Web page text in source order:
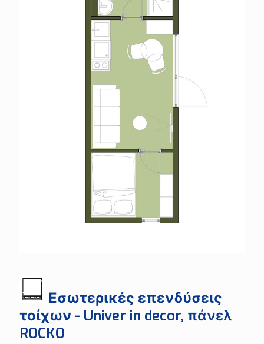
Εσωτερικές επενδύσεις
τοίχων - Univer in decor, πάνελ
ROCKO